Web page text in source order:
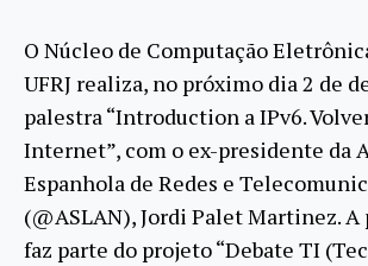
O Núcleo de Computação
UFRJ realiza, no próximo dia 2 de
palestra “Introduction a IPv6.
Internet”, com o ex-presidente da
Espanhola de Redes e
(@ASLAN), Jordi Palet Martinez. A
faz parte do projeto “Debate TI